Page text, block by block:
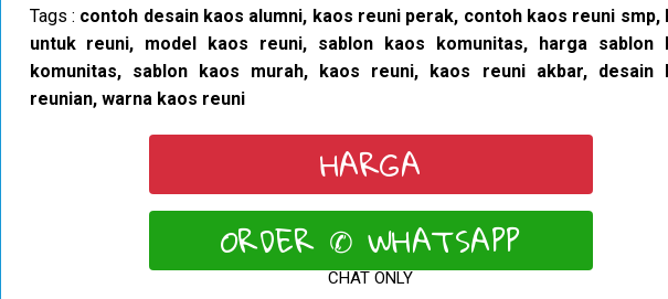
Tags : contoh desain kaos alumni, kaos reuni perak, contoh kaos reuni smp,
untuk reuni, model kaos reuni, sablon kaos komunitas, harga sablon
komunitas, sablon kaos murah, kaos reuni, kaos reuni akbar, desain
reunian, warna kaos reuni
HARGA
ORDER ✆ WHATSAPP
CHAT ONLY